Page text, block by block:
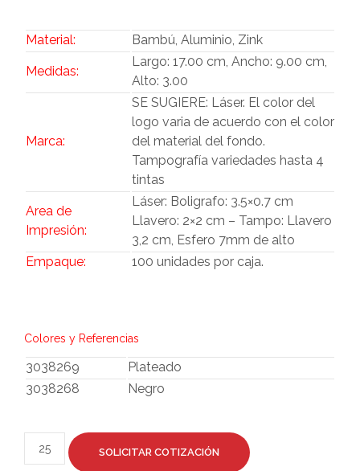
Material: Bambú, Aluminio, Zink
Medidas:
Largo: 17.00 cm, Ancho: 9.00 cm,
Alto: 3.00
Marca:
SE SUGIERE: Láser. El color del
logo varia de acuerdo con el color
del material del fondo.
Tampografía variedades hasta 4
tintas
Area de
Impresión:
Láser: Boligrafo: 3.5×0.7 cm
Llavero: 2×2 cm – Tampo: Llavero
3,2 cm, Esfero 7mm de alto
Empaque:
100 unidades por caja.
Colores y Referencias
3038269
Plateado
3038268
Negro
SOLICITAR COTIZACIÓN